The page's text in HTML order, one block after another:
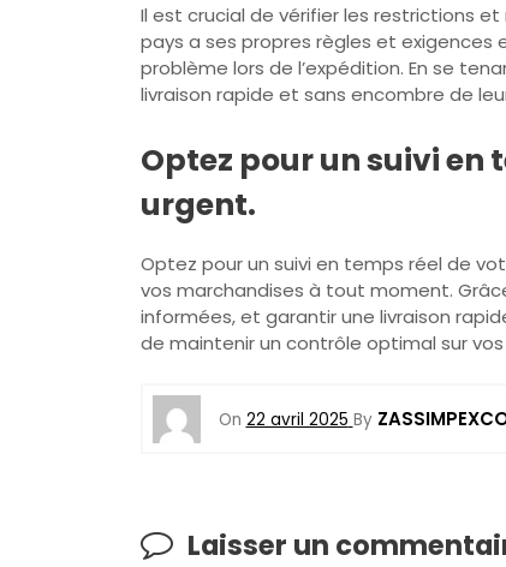
Il est crucial de vérifier les restrictions
pays a ses propres règles et
problème lors de l’expédition. En se
livraison rapide et sans encombre de
Optez pour un suivi
urgent.
Optez pour un suivi en temps réel de
vos marchandises à tout moment.
informées, et garantir une livraison
de maintenir un contrôle optimal sur
On 22 avril 2025 By
Laisser un